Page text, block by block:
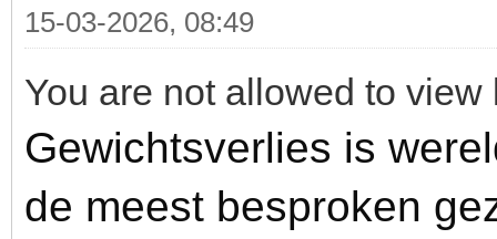
15-03-2026, 08:49
You are not allowed to
Gewichtsverlies is
de meest besproken